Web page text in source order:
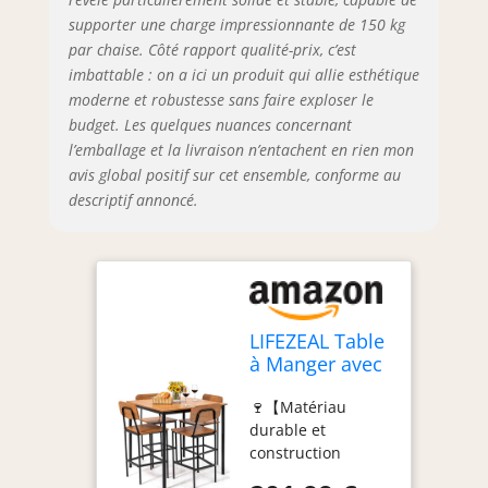
conviennent très
bien à un usage
familial. 🍷
【Apparence
simple】 Le design
de cette vaisselle
est moderne et
simple, et le
de décoration de la
plupart des pièces
et rend votre
maison plus belle.
🍷【Multi-usage】
Cet ensemble de
tables et de
chaises est très
bien adapté pour
supporter une charge impressionnante de 150 kg
par chaise. Côté rapport qualité-prix, c’est
imbattable : on a ici un produit qui allie esthétique
moderne et robustesse sans faire exploser le
budget. Les quelques nuances concernant
l’emballage et la livraison n’entachent en rien mon
avis global positif sur cet ensemble, conforme au
descriptif annoncé.
LIFEZEAL Table
à Manger avec
Métal et en
Bois
🍷【Matériau
durable et
construction